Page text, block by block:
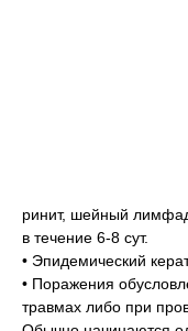
ринит, шейный
в течение 6-8 сут.
• Эпидемический
• Поражения
травмах либо при